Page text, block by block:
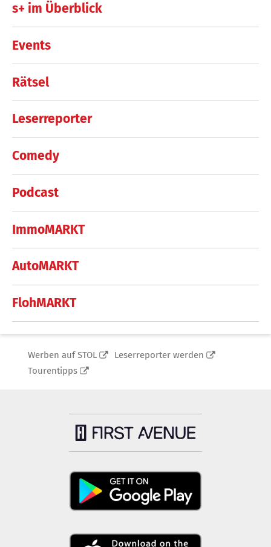
s+ im Überblick
Events
Rätsel
Leserreporter
Comedy
Podcast
ImmoMARKT
AutoMARKT
FlohMARKT
Werben auf STOL
Leserreporter werden
Tourentipps